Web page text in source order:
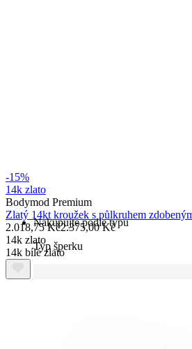
Nakupujte podle typu
Typ šperku
-15%
14k zlato
Bodymod Premium
Zlatý 14kt kroužek s půlkruhem
2.018,75 Kč2.375,00 Kč
14k zlato
14k bílé zlato